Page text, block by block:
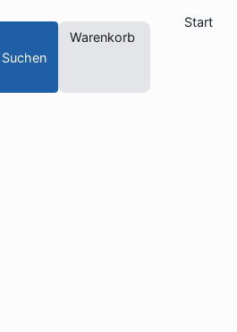
Suchen
Warenkorb
Start